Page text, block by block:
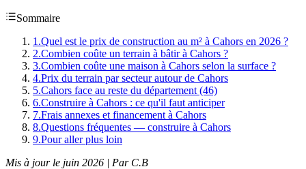
Sommaire
1 .Quel est le prix de construction au m² à Cahors en 2026 ?
2.Combien coûte un terrain à bâtir à Cahors ?
3.Combien coûte une maison à Cahors selon la surface ?
4.Prix du terrain par secteur autour de Cahors
5.Cahors face au reste du département (46)
6.Construire à Cahors : ce qu'il faut anticiper
7.Frais annexes et financement à Cahors
8.Questions fréquentes — construire à Cahors
9.Pour aller plus loin
Mis à jour le juin 2026 | Par C.B